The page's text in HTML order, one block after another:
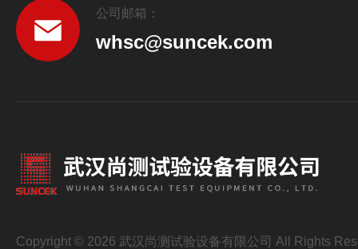
公司邮箱：
whsc@suncek.com
Copyright © 2026 武汉尚测试验设备有限公司 All Rights